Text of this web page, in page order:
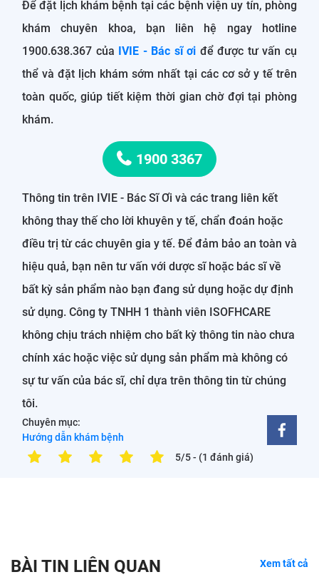
Để đặt lịch khám bệnh tại các bệnh viện uy tín, phòng
khám chuyên khoa, bạn liên hệ ngay hotline
1900.638.367 của IVIE - Bác sĩ ơi để được tư vấn cụ
thể và đặt lịch khám sớm nhất tại các cơ sở y tế trên
toàn quốc, giúp tiết kiệm thời gian chờ đợi tại phòng
khám.
1900 3367
Thông tin trên IVIE - Bác Sĩ Ơi và các trang liên kết
không thay thế cho lời khuyên y tế, chẩn đoán hoặc
điều trị từ các chuyên gia y tế. Để đảm bảo an toàn và
hiệu quả, bạn nên tư vấn với dược sĩ hoặc bác sĩ về
bất kỳ sản phẩm nào bạn đang sử dụng hoặc dự định
sử dụng. Công ty TNHH 1 thành viên ISOFHCARE
không chịu trách nhiệm cho bất kỳ thông tin nào chưa
chính xác hoặc việc sử dụng sản phẩm mà không có
sự tư vấn của bác sĩ, chỉ dựa trên thông tin từ chúng
tôi.
Chuyên mục:
Hướng dẫn khám bệnh
5/5- (1 đánh giá)
BÀI TIN LIÊN QUAN Xem tất cả